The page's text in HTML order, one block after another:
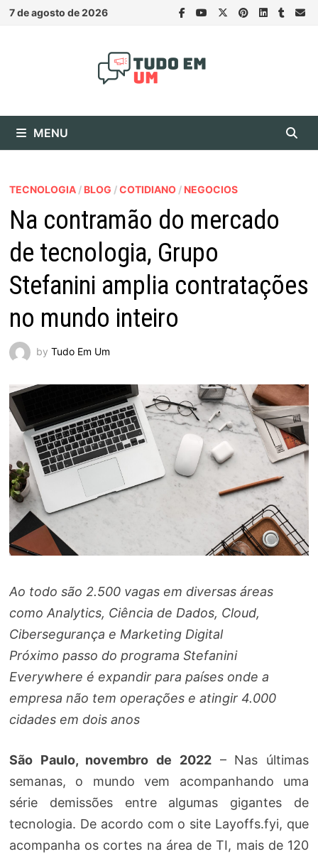
Skip
7 de agosto de 2026
MENU
TECNOLOGIA/ BLOG /COTIDIANO/ NEGOCIOS
Na contramão do mercado
de tecnologia, Grupo
Stefanini amplia contratações
no mundo inteiro
by Tudo Em Um
Ao todo são 2.500 vagas em diversas áreas
como Analytics, Ciência de Dados, Cloud,
Cibersegurança e Marketing Digital
Próximo passo do programa Stefanini
Everywhere é expandir para países onde a
empresa não tem operações e atingir 4.000
cidades em dois anos
São Paulo, novembro de 2022– Nas últimas
semanas, o mundo vem acompanhando uma
série demissões entre algumas gigantes de
tecnologia. De acordo com o site Layoffs.fyi, que
acompanha os cortes na área de TI, mais de 120